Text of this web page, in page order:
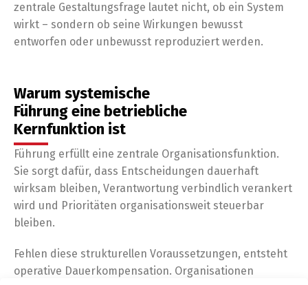
zentrale Gestaltungsfrage lautet nicht, ob ein System
wirkt – sondern ob seine Wirkungen bewusst
entworfen oder unbewusst reproduziert werden.
Warum systemische
Führung eine betriebliche
Kernfunktion ist
Führung erfüllt eine zentrale Organisationsfunktion.
Sie sorgt dafür, dass Entscheidungen dauerhaft
wirksam bleiben, Verantwortung verbindlich verankert
wird und Prioritäten organisationsweit steuerbar
bleiben.
Fehlen diese strukturellen Voraussetzungen, entsteht
operative Dauerkompensation. Organisationen